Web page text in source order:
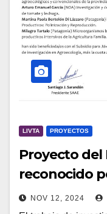
LIVTA PROYECTOS
Proyecto del
reconocido
Argentina de
NOV 12, 2024